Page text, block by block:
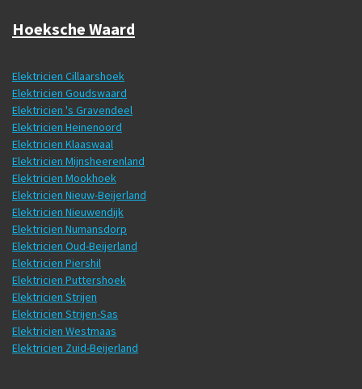
Hoeksche Waard
Elektricien Cillaarshoek
Elektricien Goudswaard
Elektricien 's Gravendeel
Elektricien Heinenoord
Elektricien Klaaswaal
Elektricien Mijnsheerenland
Elektricien Mookhoek
Elektricien Nieuw-Beijerland
Elektricien Nieuwendijk
Elektricien Numansdorp
Elektricien Oud-Beijerland
Elektricien Piershil
Elektricien Puttershoek
Elektricien Strijen
Elektricien Strijen-Sas
Elektricien Westmaas
Elektricien Zuid-Beijerland